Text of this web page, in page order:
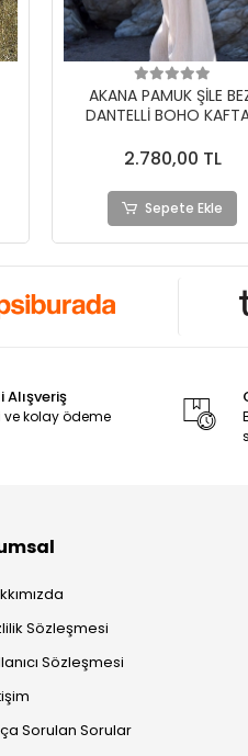
LAKLAKHAN JAKAR
MÜSLİN KAFTAN
2.180,00 TL
Sepete Ekle
Alışveriş
ve kolay ödeme
Sözleşmesi
Sözleşmesi
Sorulan Sorular